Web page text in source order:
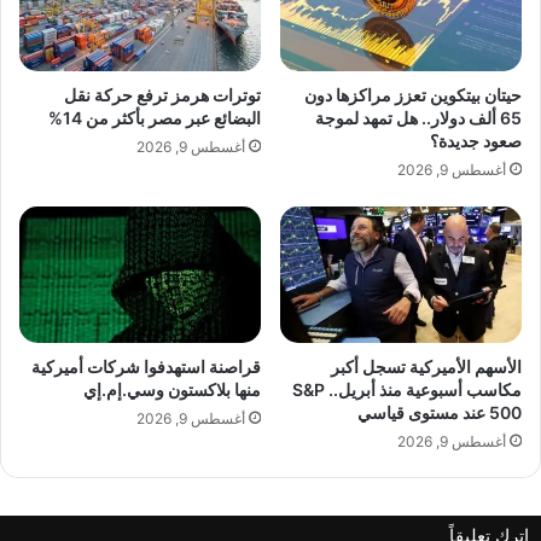
lebanonpress.xyz — الأرجنتين: نحترم القواعد الدولية و
نمنع دخول السفن الروسية إلى البلاد
ن
و
ز
ن
ه
و
ة
إ
ل
ل
ه
ن
د
م
ا
ل
ة
ع
ل
ح
ا
ف
ل
ه
ا
و
ي
.
حيتان بيتكوين تعزز مراكزها دون
65 ألف دولار.. هل تمهد لموجة
صعود جديدة؟
أغسطس 9, 2026
توترات هرمز ترفع حركة نقل
البضائع عبر مصر بأكثر من 14%
أغسطس 9, 2026
الأسهم الأميركية تسجل أكبر
مكاسب أسبوعية منذ أبريل.. S&P
500 عند مستوى قياسي
أغسطس 9, 2026
قراصنة استهدفوا شركات أميركية
منها بلاكستون وسي.إم.إي
أغسطس 9, 2026
اترك تعليقاً